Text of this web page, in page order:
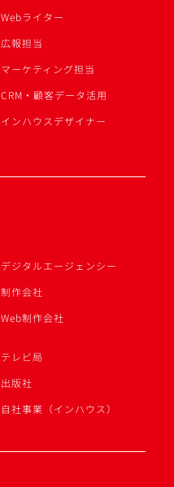
Webライター
広報担当
マーケティング担当
CRM・顧客データ活用
インハウスデザイナー
デジタルエージェンシー
制作会社
Web制作会社
テレビ局
出版社
自社事業（インハウス）